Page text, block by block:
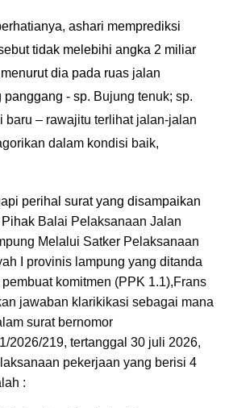
ashari memprediksi
tidak melebihi angka 2 miliar
dia pada ruas jalan
panggang - sp. Bujung tenuk; sp.
baru – rawajitu terlihat jalan-jalan
dalam kondisi baik,
perihal surat yang disampaikan
Balai Pelaksanaan Jalan
Melalui Satker Pelaksanaan
I provinis lampung yang ditanda
komitmen (PPK 1.1),Frans
jawaban klarikikasi sebagai mana
surat bernomor
2026/219, tertanggal 30 juli 2026,
pekerjaan yang berisi 4
: